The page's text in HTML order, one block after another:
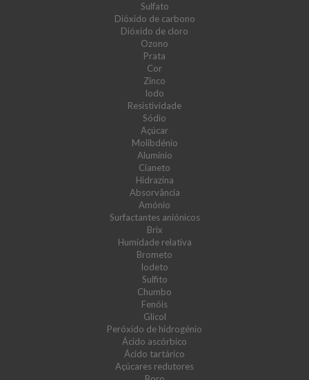
Sulfato
Dióxido de carbono
Dióxido de cloro
Ozono
Prata
Cor
Zinco
Iodo
Resistividade
Sódio
Açúcar
Molibdénio
Alumínio
Cianeto
Hidrazina
Absorvância
Amónio
Surfactantes aniónicos
Brix
Humidade relativa
Brometo
Iodeto
Sulfito
Chumbo
Fenóis
Glicol
Peróxido de hidrogénio
Ácido ascórbico
Ácido tartárico
Açúcares redutores